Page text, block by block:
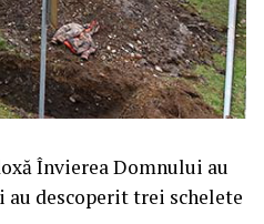
Învierea Domnului au
au descoperit trei schelete